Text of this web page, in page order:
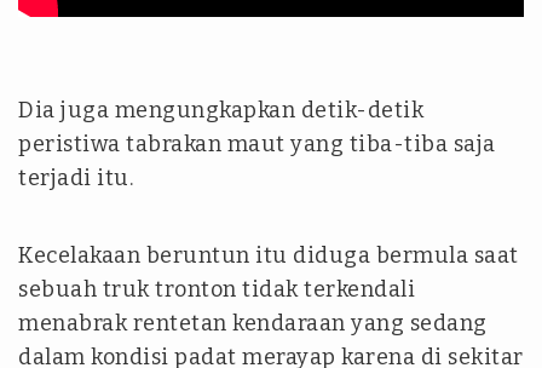
Dia juga mengungkapkan detik-detik
peristiwa tabrakan maut yang tiba-tiba saja
terjadi itu.
Kecelakaan beruntun itu diduga bermula saat
sebuah truk tronton tidak terkendali
menabrak rentetan kendaraan yang sedang
dalam kondisi padat merayap karena di sekitar